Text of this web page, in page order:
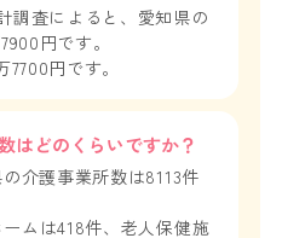
調査によると、愛知県の
円です。
円です。
はどのくらいですか？
介護事業所数は8113件
ムは418件、老人保健施